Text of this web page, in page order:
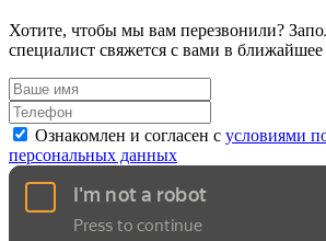
Хотите, чтобы мы вам перезвонили?
специалист свяжется с вами в ближайшее
Ознакомлен и согласен с условиями
персональных данных